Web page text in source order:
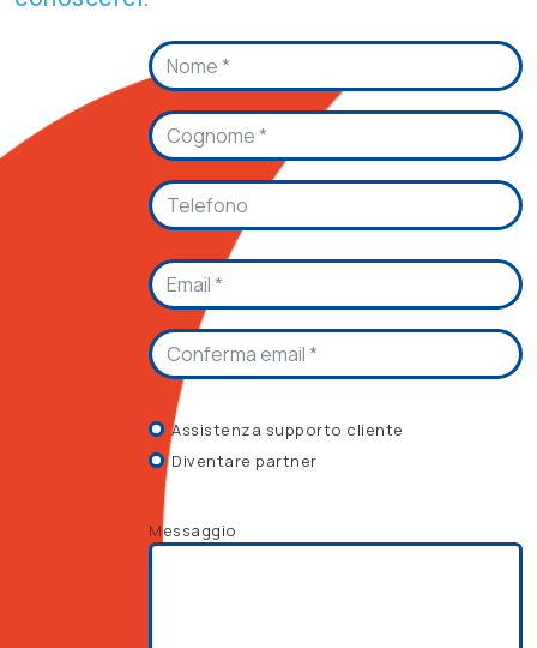
Email
Assistenza supporto cliente
Diventare partner
Messaggio